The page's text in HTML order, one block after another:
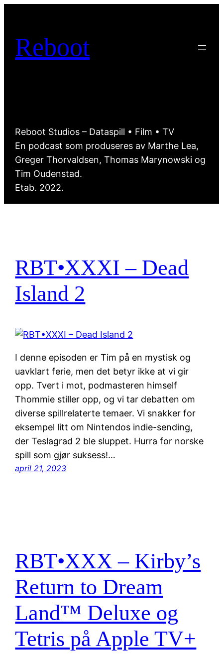
innhold
Reboot
Reboot Studios – Dataspill • Film • TV
En podcast som produseres av Marthe Lea,
Greger Thorvaldsen, Thomas Marynowski og
Tim Oudenstad.
Etab. 2022.
RBT•XXXI – Dead
Island 2
I denne episoden er Tim på en mystisk og
uavklart ferie, men det betyr ikke at vi gir
opp. Tvert i mot, podmasteren himself
Thommie stiller opp, og vi tar debatten om
diverse spillrelaterte temaer. Vi snakker for
eksempel litt om Nintendos indie-sending,
der Teslagrad 2 ble sluppet. Hurra for norske
spill som gjør suksess!…
april 21, 2023
RBT•XXX – Kirby’s
Return to Dream
Land™ Deluxe og
Tetris på Apple TV+